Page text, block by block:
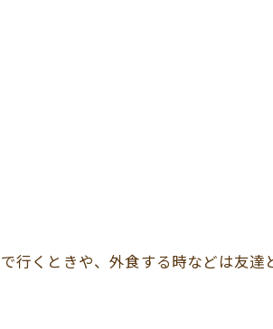
行くときや、外食する時などは友達